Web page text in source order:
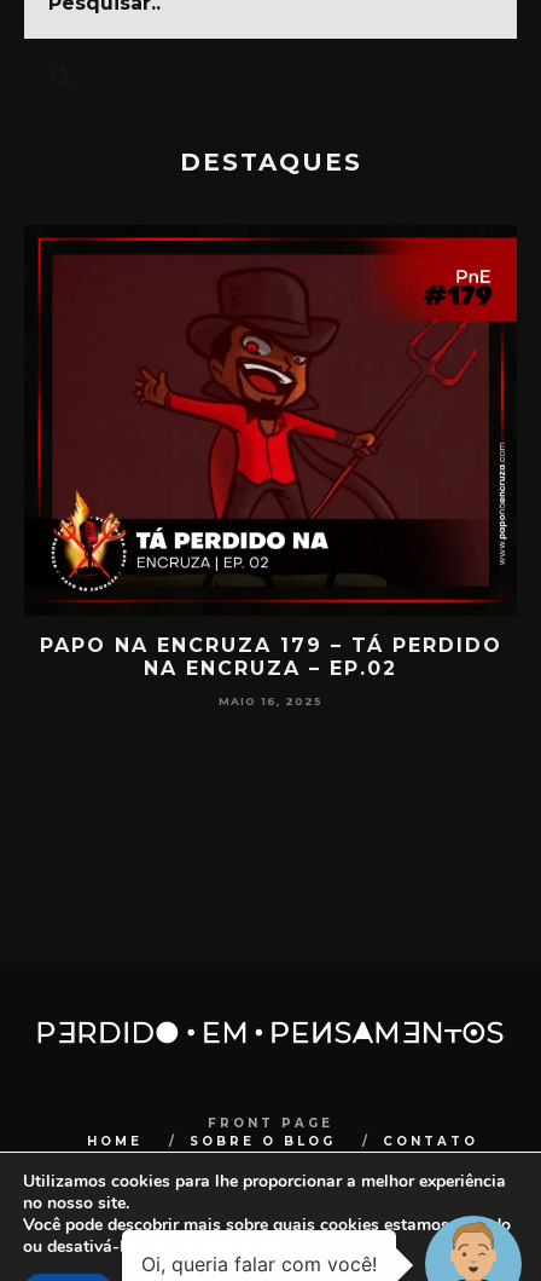
DESTAQUES
PAPO NA ENCRUZA 179 – TÁ PERDIDO
NA ENCRUZA – EP.02
MAIO 16, 2025
FRONT PAGE
HOME
SOBRE O BLOG CONTATO
COPYRIGHTSANCHOCOM
Utilizamos cookies para lhe proporcionar a melhor experiência
no nosso site.
Você pode descobrir mais sobre quais cookies estamos usando
ou desativá-los em